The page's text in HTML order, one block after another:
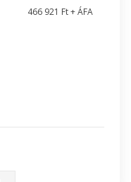
466 921 Ft + ÁFA